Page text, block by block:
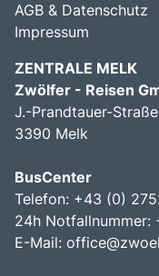
AGB & Datenschutz
Impressum
ZENTRALE MELK
Zwölfer - Reisen
J.-Prandtauer-Straße
3390 Melk
BusCenter
Telefon: +43 (0)
24h
E-Mail: